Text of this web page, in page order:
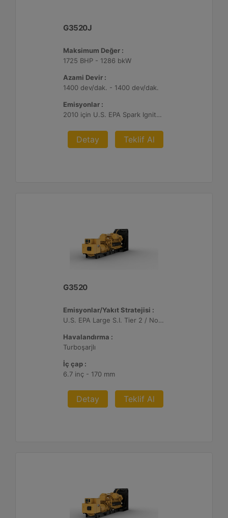
G3520J
Maksimum Değer :
1725 BHP - 1286 bkW
Azami Devir :
1400 dev/dak. - 1400 dev/dak.
Emisyonlar :
2010 için U.S. EPA Spark Ignited Stationary NSPS emisyonlar
Detay Teklif Al
G3520
Emisyonlar/Yakıt Stratejisi :
U.S. EPA Large S.I. Tier 2 / Non-Road Mobile Sertifikalı
Havalandırma :
Turboşarjlı
İç çap :
6.7 inç - 170 mm
Detay Teklif Al